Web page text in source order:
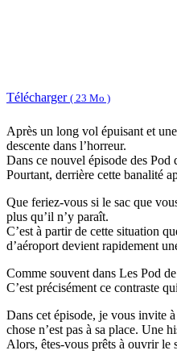
Télécharger ( 23 Mo )
Après un long vol épuisant et
descente dans l’horreur.
Dans ce nouvel épisode des Pod
Pourtant, derrière cette banalité
Que feriez-vous si le sac que
plus qu’il n’y paraît.
C’est à partir de cette situation
d’aéroport devient rapidement
Comme souvent dans Les Pod
C’est précisément ce contraste
Dans cet épisode, je vous invite
chose n’est pas à sa place. Une
Alors, êtes-vous prêts à ouvrir le